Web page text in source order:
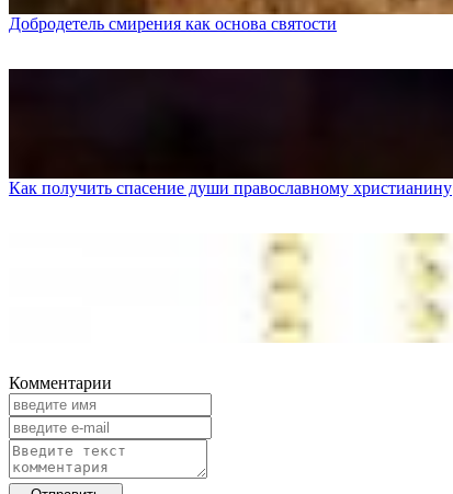
Добродетель смирения как основа святости
Как получить спасение души православному христианину
Комментарии